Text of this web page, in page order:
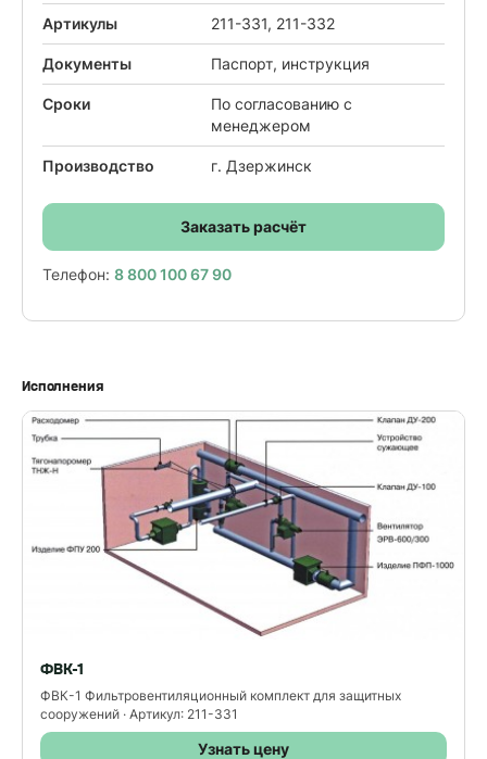
Артикулы 211-331, 211-332
Документы Паспорт, инструкция
Сроки
По согласованию с
менеджером
Производство г. Дзержинск
Заказать расчёт
Телефон: 8 800 100 67 90
Исполнения
ФВК-1
ФВК-1 Фильтровентиляционный комплект для защитных
сооружений · Артикул: 211-331
Узнать цену